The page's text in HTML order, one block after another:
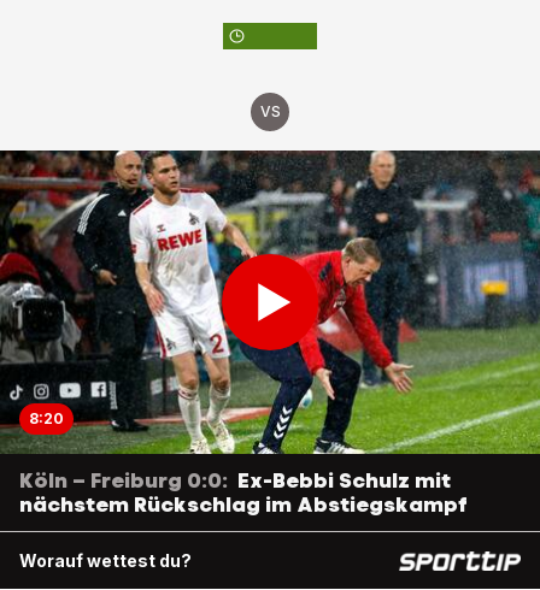
VS
8:20
Köln – Freiburg 0:0: Ex-Bebbi Schulz mit
nächstem Rückschlag im Abstiegskampf
Worauf wettest du?